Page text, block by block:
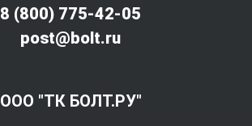
8 (800) 775-42-05
post@bolt.ru
ООО "ТК БОЛТ.РУ"